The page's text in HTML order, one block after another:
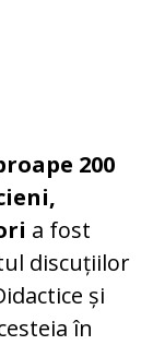
200
a fost
discuțiilor
și
în